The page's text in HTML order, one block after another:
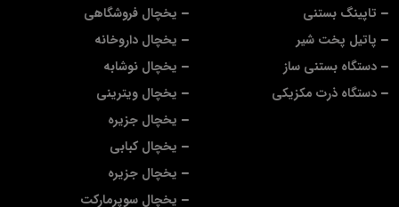
یخچال فروشگاهی
یخچال داروخانه
یخچال نوشابه
یخچال ویترینی
یخچال جزیره
یخچال کبابی
یخچال جزیره
یخچال سوپرمارکت
تاپینگ بستنی
پاتیل پخت شیر
دستگاه بستنی ساز
دستگاه ذرت مکزیکی